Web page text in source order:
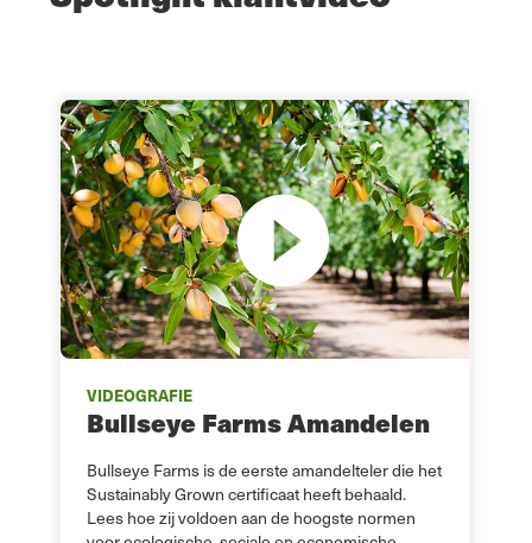
VIDEOGRAFIE
Bullseye Farms Amandelen
Bullseye Farms is de eerste amandelteler die het
Sustainably Grown certificaat heeft behaald.
Lees hoe zij voldoen aan de hoogste normen